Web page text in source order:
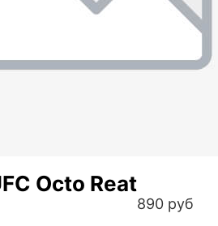
Octo Reat
890 руб